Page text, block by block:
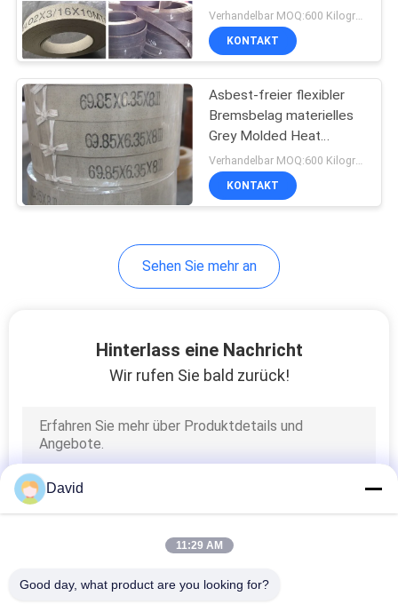
Messingdraht verstärkt
zeichnet
Verhandelbar MOQ:600 Kilogramm
KONTAKT
Asbest-freier flexibler
Bremsbelag materielles
Grey Molded Heat
Resisting
Verhandelbar MOQ:600 Kilogramm
KONTAKT
Sehen Sie mehr an
Hinterlass eine Nachricht
Wir rufen Sie bald zurück!
David
11:29 AM
Good day, what product are you looking for?